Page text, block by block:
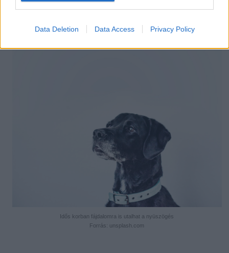
Data Deletion Data Access Privacy Policy
Idős korban fájdalomra is utalhat a nyüszögés
Forrás: unsplash.com